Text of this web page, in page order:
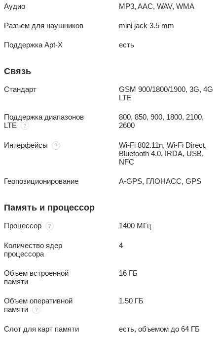
Аудио MP3, AAC, WAV, WMA
Разъем для наушников mini jack 3.5 mm
Поддержка Apt-X есть
Связь
Стандарт
GSM 900/1800/1900, 3G, 4G
LTE
Поддержка диапазонов
LTE
800, 850, 900, 1800, 2100,
2600
Интерфейсы
Wi-Fi 802.11n, Wi-Fi Direct,
Bluetooth 4.0, IRDA, USB,
NFC
Геопозиционирование A-GPS, ГЛОНАСС, GPS
Память и процессор
Процессор 1400 МГц
Количество ядер
процессора
4
Объем встроенной
памяти
16 ГБ
Объем оперативной
памяти
1.50 ГБ
Слот для карт памяти есть, объемом до 64 ГБ